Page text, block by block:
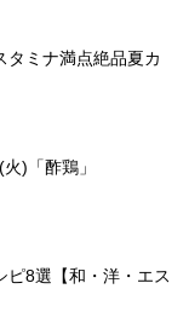
タミナ満点絶品夏カ
)「酢鶏」
ピ8選【和・洋・エス